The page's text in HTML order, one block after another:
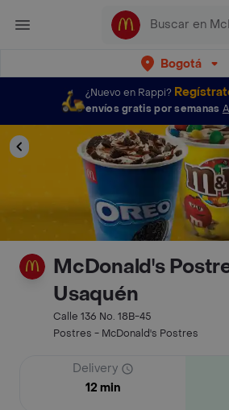
Bogotá
¿Nuevo en Rappi?
envíos gratis por semanas
McDonald's
Usaquén
Calle 136 No. 18B-45
Postres - McDonald's Postres
Delivery
12 min